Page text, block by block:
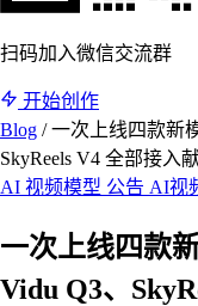
扫码加入微信交流群
开始创作
Blog / 一次上线四款新
SkyReels V4 全部接入
AI 视频模型 公告 AI视
一次上线四款
Vidu Q3、